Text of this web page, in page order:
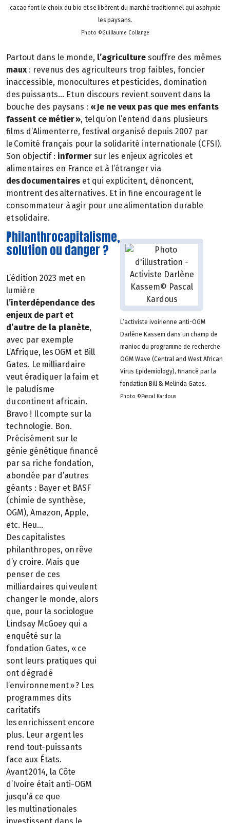
cacao font le choix du bio et se libèrent du marché traditionnel qui asphyxie
les paysans.
Photo ©Guillaume Collange
Partout dans le monde, l’agriculture souffre des mêmes
maux : revenus des agriculteurs trop faibles, foncier
inaccessible, monocultures et pesticides, domination
des puissants… Et un discours revient souvent dans la
bouche des paysans : « Je ne veux pas que mes enfants
fassent ce métier », tel qu’on l’entend dans plusieurs
films d’Alimenterre, festival organisé depuis 2007 par
le Comité français pour la solidarité internationale (CFSI).
Son objectif : informer sur les enjeux agricoles et
alimentaires en France et à l’étranger via
des documentaires et qui explicitent, dénoncent,
montrent des alternatives. Et in fine encouragent le
consommateur à agir pour une alimentation durable
et solidaire.
Philanthrocapitalisme,
solution ou danger ?
L’édition 2023 met en
lumière
l’interdépendance des
enjeux de part et
d’autre de la planète,
avec par exemple
L’Afrique, les OGM et Bill
Gates. Le milliardaire
veut éradiquer la faim et
le paludisme
du continent africain.
Bravo ! Il compte sur la
technologie. Bon.
Précisément sur le
génie génétique financé
par sa riche fondation,
abondée par d’autres
géants : Bayer et BASF
(chimie de synthèse,
OGM), Amazon, Apple,
etc. Heu…
Des capitalistes
philanthropes, on rêve
d’y croire. Mais que
penser de ces
milliardaires qui veulent
changer le monde, alors
que, pour la sociologue
Lindsay McGoey qui a
enquêté sur la
fondation Gates, « ce
sont leurs pratiques qui
ont dégradé
l’environnement » ? Les
programmes dits
caritatifs
les enrichissent encore
plus. Leur argent les
rend tout-puissants
face aux États.
Avant 2014, la Côte
d’Ivoire était anti-OGM
jusqu’à ce que
les multinationales
L’activiste ivoirienne anti-OGM
Darlène Kassem dans un champ de
manioc du programme de recherche
OGM Wave (Central and West African
Virus Epidemiology), financé par la
fondation Bill & Melinda Gates.
Photo ©Pascal Kardous